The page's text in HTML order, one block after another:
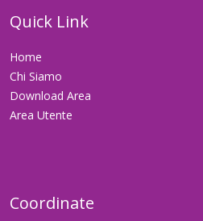
Quick Link
Home
Chi Siamo
Download Area
Area Utente
Coordinate